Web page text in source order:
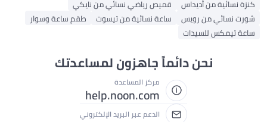
كنزة نسائية من أديداس
قميص رياضي نسائي من نايكي
شورت نسائي من رويس
ساعة نسائية من تيسوت
طقم ساعة وسوار
ساعة تيمكس للسيدات
نحن دائماً جاهزون لمساعدتك
مركز المساعدة
help.noon.com
الدعم عبر البريد الإلكتروني